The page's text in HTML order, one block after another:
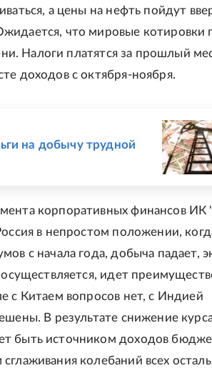
а цены на нефть пойдут
что мировые котировки
Налоги платятся за прошлый
доходов с октября-ноября.
на добычу трудной
корпоративных финансов
в непростом положении,
с начала года, добыча падает,
идет
с Китаем вопросов нет, с Индией
В результате снижение
быть источником доходов
колебаний всех